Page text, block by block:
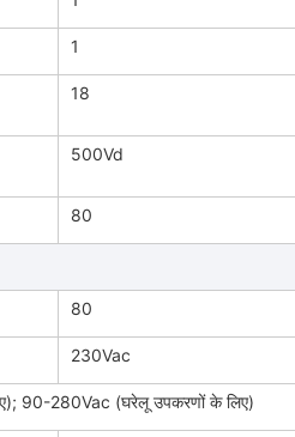
1
18
500Vd
80
80
230Vac
90-280Vac (घरेलू उपकरणों के लिए)